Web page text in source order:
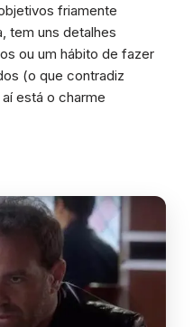
friamente
tem uns detalhes
ou um hábito de fazer
(o que contradiz
está o charme